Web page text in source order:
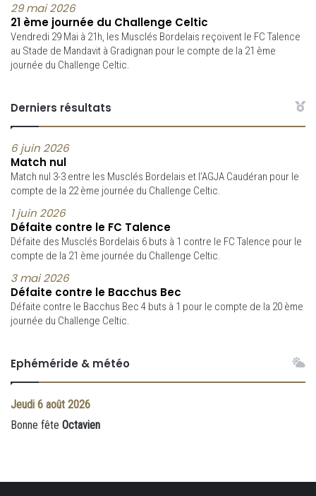
29 mai 2026
21 ème journée du Challenge Celtic
Vendredi 29 Mai à 21h, les Musclés Bordelais reçoivent le FC Talence
au Stade de Mandavit à Gradignan pour le compte de la 21 ème
journée du Challenge Celtic.
Derniers résultats
6 juin 2026
Match nul
Match nul 3-3 entre les Musclés Bordelais et l’AGJA Caudéran pour le
compte de la 22 ème journée du Challenge Celtic.
1 juin 2026
Défaite contre le FC Talence
Défaite des Musclés Bordelais 6 buts à 1 contre le FC Talence pour le
compte de la 21 ème journée du Challenge Celtic.
3 mai 2026
Défaite contre le Bacchus Bec
Défaite contre le Bacchus Bec 4 buts à 1 pour le compte de la 20 ème
journée du Challenge Celtic.
Ephéméride & météo
Jeudi 6 août 2026
Bonne fête Octavien